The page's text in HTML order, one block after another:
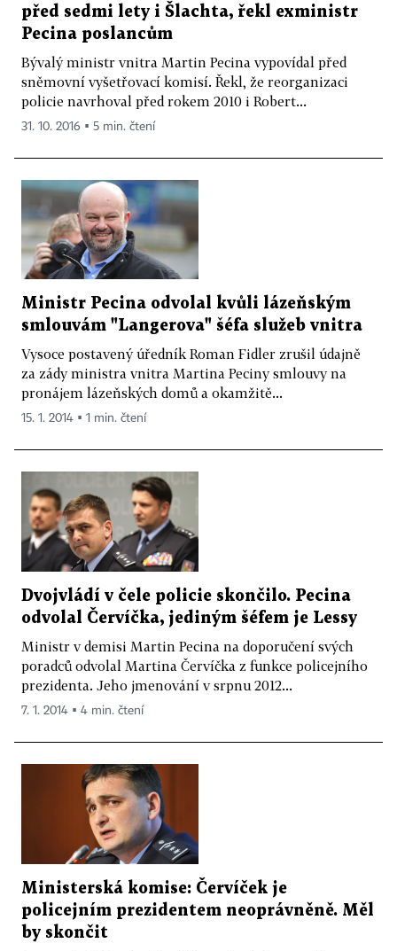
před sedmi lety i Šlachta, řekl exministr
Pecina poslancům
Bývalý ministr vnitra Martin Pecina vypovídal před
sněmovní vyšetřovací komisí. Řekl, že reorganizaci
policie navrhoval před rokem 2010 i Robert...
31. 10. 2016 ▪ 5 min. čtení
Ministr Pecina odvolal kvůli lázeňským
smlouvám "Langerova" šéfa služeb vnitra
Vysoce postavený úředník Roman Fidler zrušil údajně
za zády ministra vnitra Martina Peciny smlouvy na
pronájem lázeňských domů a okamžitě...
15. 1. 2014 ▪ 1 min. čtení
Dvojvládí v čele policie skončilo. Pecina
odvolal Červíčka, jediným šéfem je Lessy
Ministr v demisi Martin Pecina na doporučení svých
poradců odvolal Martina Červíčka z funkce policejního
prezidenta. Jeho jmenování v srpnu 2012...
7. 1. 2014 ▪ 4 min. čtení
Ministerská komise: Červíček je
policejním prezidentem neoprávněně. Měl
by skončit